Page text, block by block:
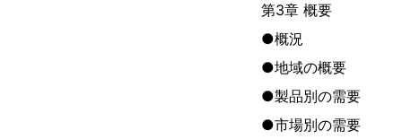
第3章 概要
●概況
●地域の概要
●製品別の需要
●市場別の需要